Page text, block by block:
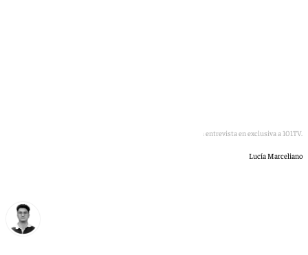
Rafael López Taza y la cafetería de El Diamante, en una entrevista en exclusiva a 101TV.
Lucía Marceliano